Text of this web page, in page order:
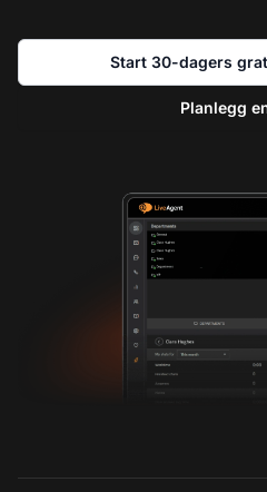
Start 30-dagers
Planlegg